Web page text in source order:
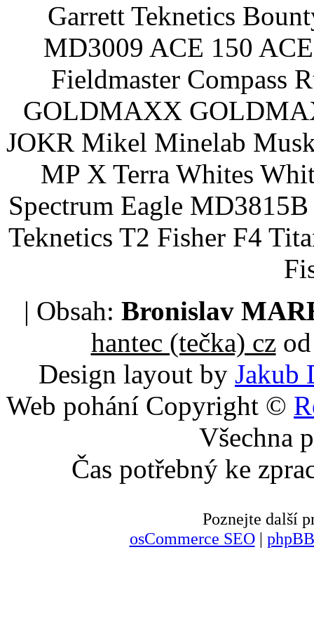
Garrett Teknetics
MD3009 ACE 150
Fieldmaster Compass
GOLDMAXX
JOKR Mikel Minelab
MP X Terra Whites
Spectrum Eagle
Teknetics T2 Fisher F4
| Obsah: Bronislav
hantec (tečka) czod
Design layout by Jakub
Web pohání Copyright ©
Všechna
Čas potřebný ke
Poznejte další
osCommerce SEO|